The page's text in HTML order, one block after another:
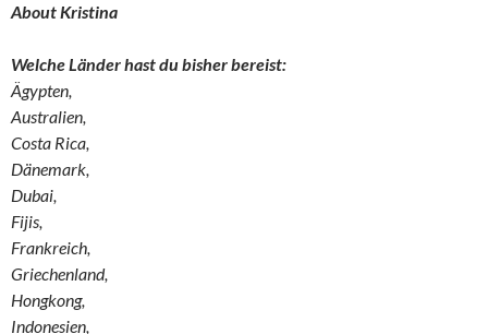
About Kristina
Welche Länder hast du bisher bereist:
Ägypten,
Australien,
Costa Rica,
Dänemark,
Dubai,
Fijis,
Frankreich,
Griechenland,
Hongkong,
Indonesien,